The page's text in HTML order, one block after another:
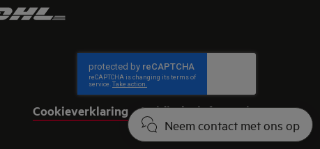
Neem contact met ons op
Juridische informatie
Cookieverklaring